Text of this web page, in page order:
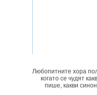
Любопитните хора
когато се чудят
пише, какви